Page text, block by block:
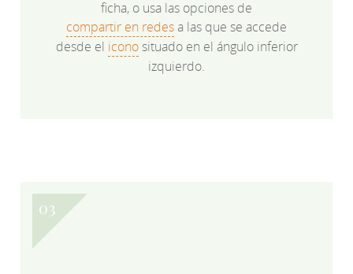
ficha, o usa las opciones de
compartir en redesa las que se accede
desde el iconosituado en el ángulo inferior
izquierdo.